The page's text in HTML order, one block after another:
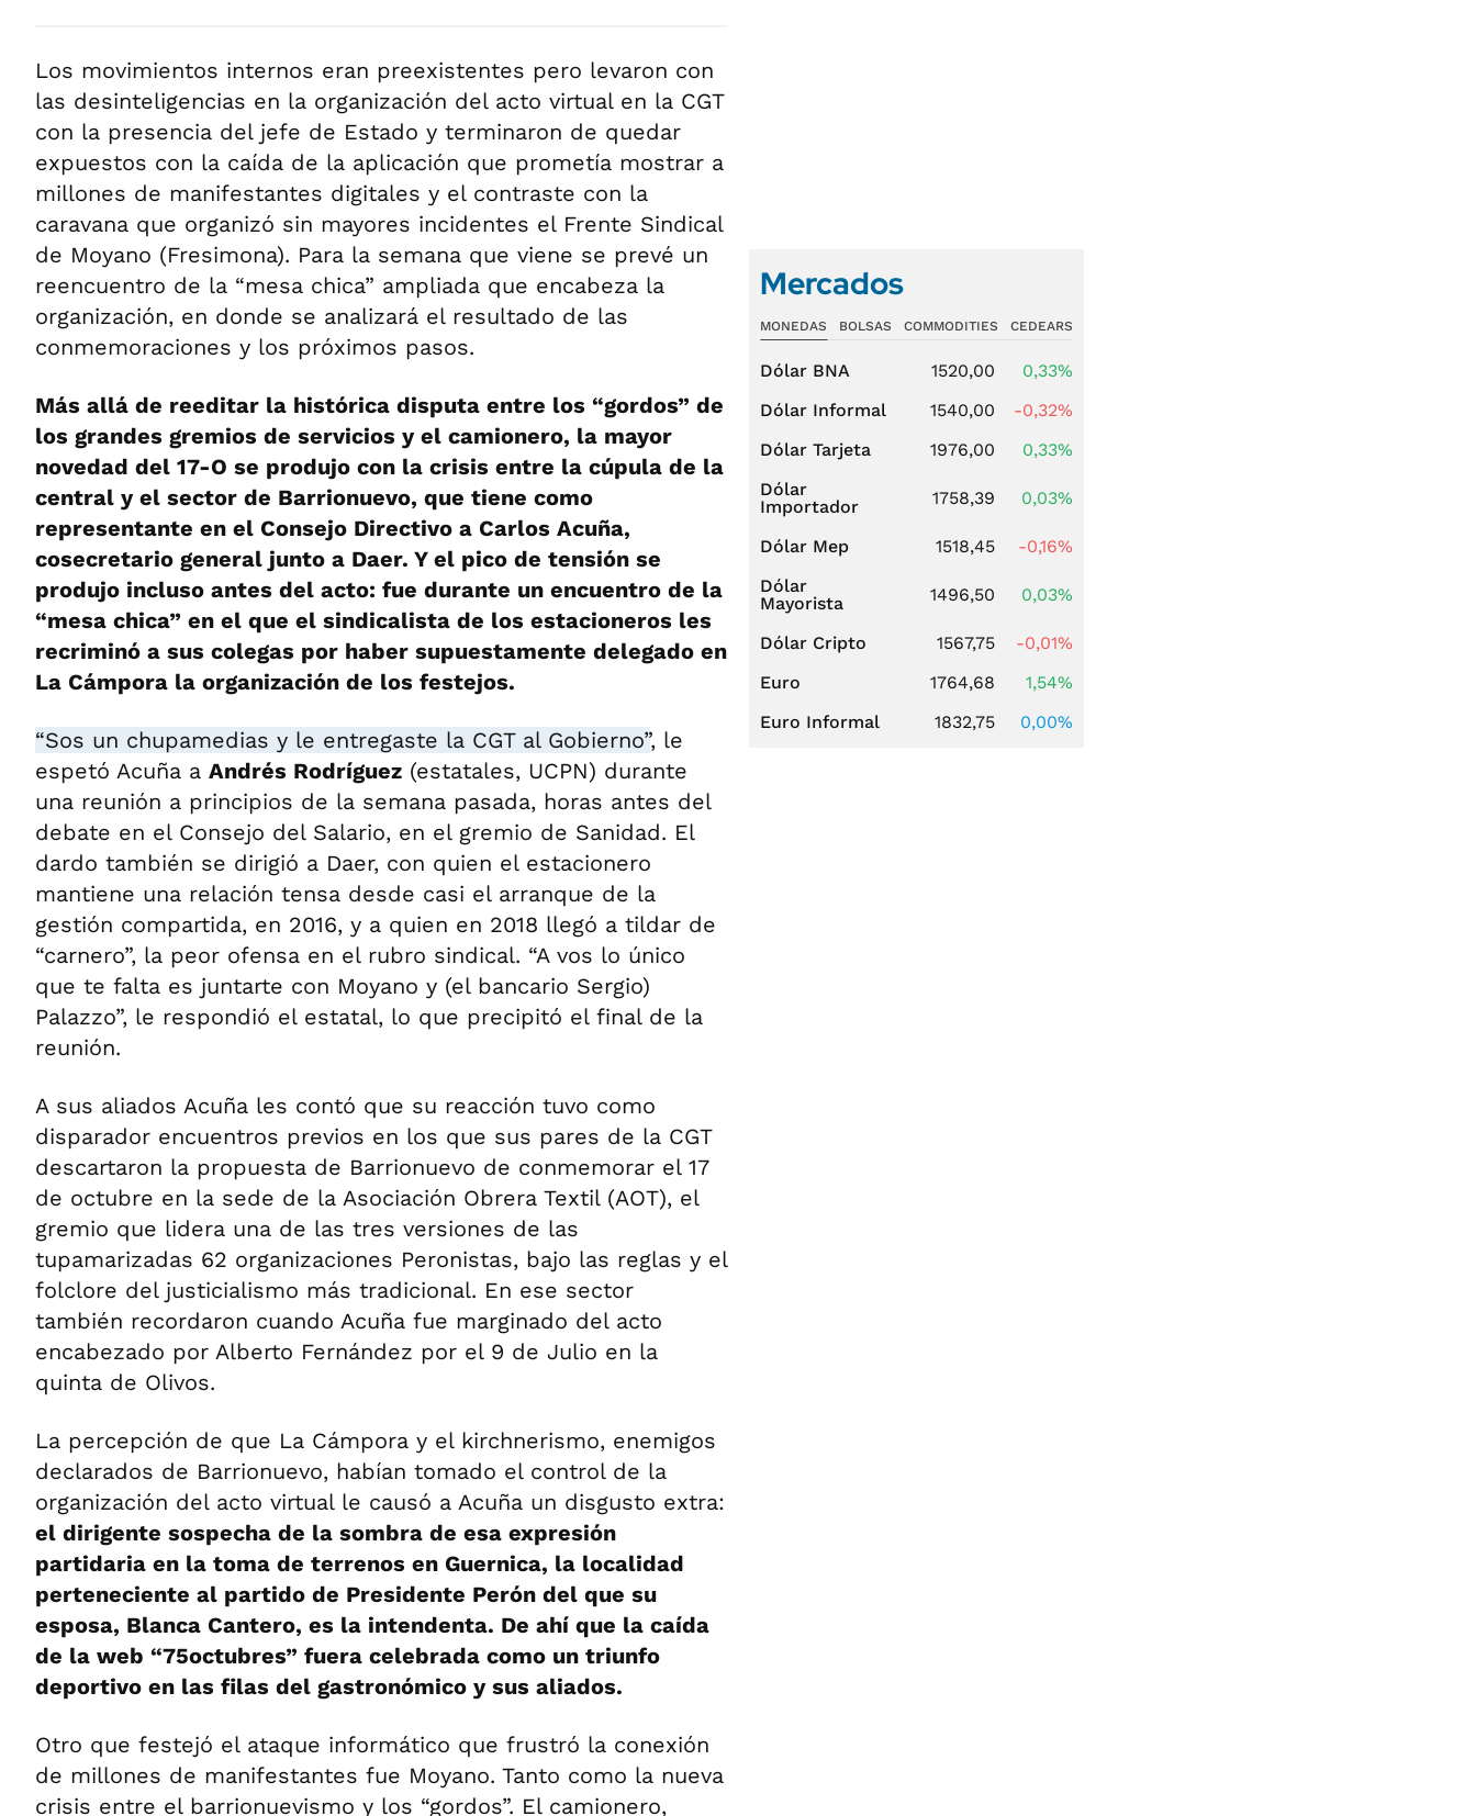
Los movimientos internos eran preexistentes pero levaron con
las desinteligencias en la organización del acto virtual en la CGT
con la presencia del jefe de Estado y terminaron de quedar
expuestos con la caída de la aplicación que prometía mostrar a
millones de manifestantes digitales y el contraste con la
caravana que organizó sin mayores incidentes el Frente Sindical
de Moyano (Fresimona). Para la semana que viene se prevé un
reencuentro de la “mesa chica” ampliada que encabeza la
organización, en donde se analizará el resultado de las
conmemoraciones y los próximos pasos.
Más allá de reeditar la histórica disputa entre los “gordos” de
los grandes gremios de servicios y el camionero, la mayor
novedad del 17-O se produjo con la crisis entre la cúpula de la
central y el sector de Barrionuevo, que tiene como
representante en el Consejo Directivo a Carlos Acuña,
cosecretario general junto a Daer. Y el pico de tensión se
produjo incluso antes del acto: fue durante un encuentro de la
“mesa chica” en el que el sindicalista de los estacioneros les
recriminó a sus colegas por haber supuestamente delegado en
La Cámpora la organización de los festejos.
“Sos un chupamedias y le entregaste la CGT al Gobierno”, le
espetó Acuña a Andrés Rodríguez (estatales, UCPN) durante
una reunión a principios de la semana pasada, horas antes del
debate en el Consejo del Salario, en el gremio de Sanidad. El
dardo también se dirigió a Daer, con quien el estacionero
mantiene una relación tensa desde casi el arranque de la
gestión compartida, en 2016, y a quien en 2018 llegó a tildar de
“carnero”, la peor ofensa en el rubro sindical. “A vos lo único
que te falta es juntarte con Moyano y (el bancario Sergio)
Palazzo”, le respondió el estatal, lo que precipitó el final de la
reunión.
A sus aliados Acuña les contó que su reacción tuvo como
disparador encuentros previos en los que sus pares de la CGT
descartaron la propuesta de Barrionuevo de conmemorar el 17
de octubre en la sede de la Asociación Obrera Textil (AOT), el
gremio que lidera una de las tres versiones de las
tupamarizadas 62 organizaciones Peronistas, bajo las reglas y el
folclore del justicialismo más tradicional. En ese sector
también recordaron cuando Acuña fue marginado del acto
encabezado por Alberto Fernández por el 9 de Julio en la
quinta de Olivos.
La percepción de que La Cámpora y el kirchnerismo, enemigos
declarados de Barrionuevo, habían tomado el control de la
organización del acto virtual le causó a Acuña un disgusto extra:
el dirigente sospecha de la sombra de esa expresión
partidaria en la toma de terrenos en Guernica, la localidad
perteneciente al partido de Presidente Perón del que su
esposa, Blanca Cantero, es la intendenta. De ahí que la caída
de la web “75octubres” fuera celebrada como un triunfo
deportivo en las filas del gastronómico y sus aliados.
Otro que festejó el ataque informático que frustró la conexión
de millones de manifestantes fue Moyano. Tanto como la nueva
crisis entre el barrionuevismo y los “gordos”. El camionero,
Mercados
MONEDAS BOLSAS COMMODITIES CEDEARS
Dólar BNA 1520,00
0,33%
Dólar Informal
1540,00
-0,32%
Dólar Tarjeta
1976,00
0,33%
Dólar
Importador
1758,39 0,03%
Dólar Mep 1518,45
-0,16%
Dólar
Mayorista
1496,50 0,03%
Dólar Cripto 1567,75
-0,01%
Euro
1764,68
1,54%
Euro Informal
1832,75 0,00%